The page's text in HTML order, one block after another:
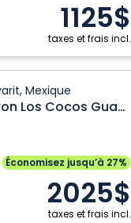
1125$
taxes et frais incl.
Mexique
Decameron Los Cocos Guayabitos Ramada
Économisez jusqu’à 27%
2025$
taxes et frais incl.